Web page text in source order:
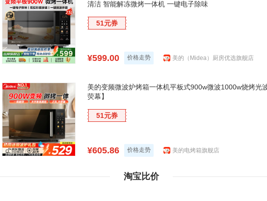
清洁 智能解冻微烤一体机 一键电子除味
51元券
¥599.00 价格走势 美的（Midea）厨房优选旗舰店
美的变频微波炉烤箱一体机平板式900w微波1000w烧烤光
荧幕】
51元券
¥605.86 价格走势 美的电烤箱旗舰店
淘宝比价